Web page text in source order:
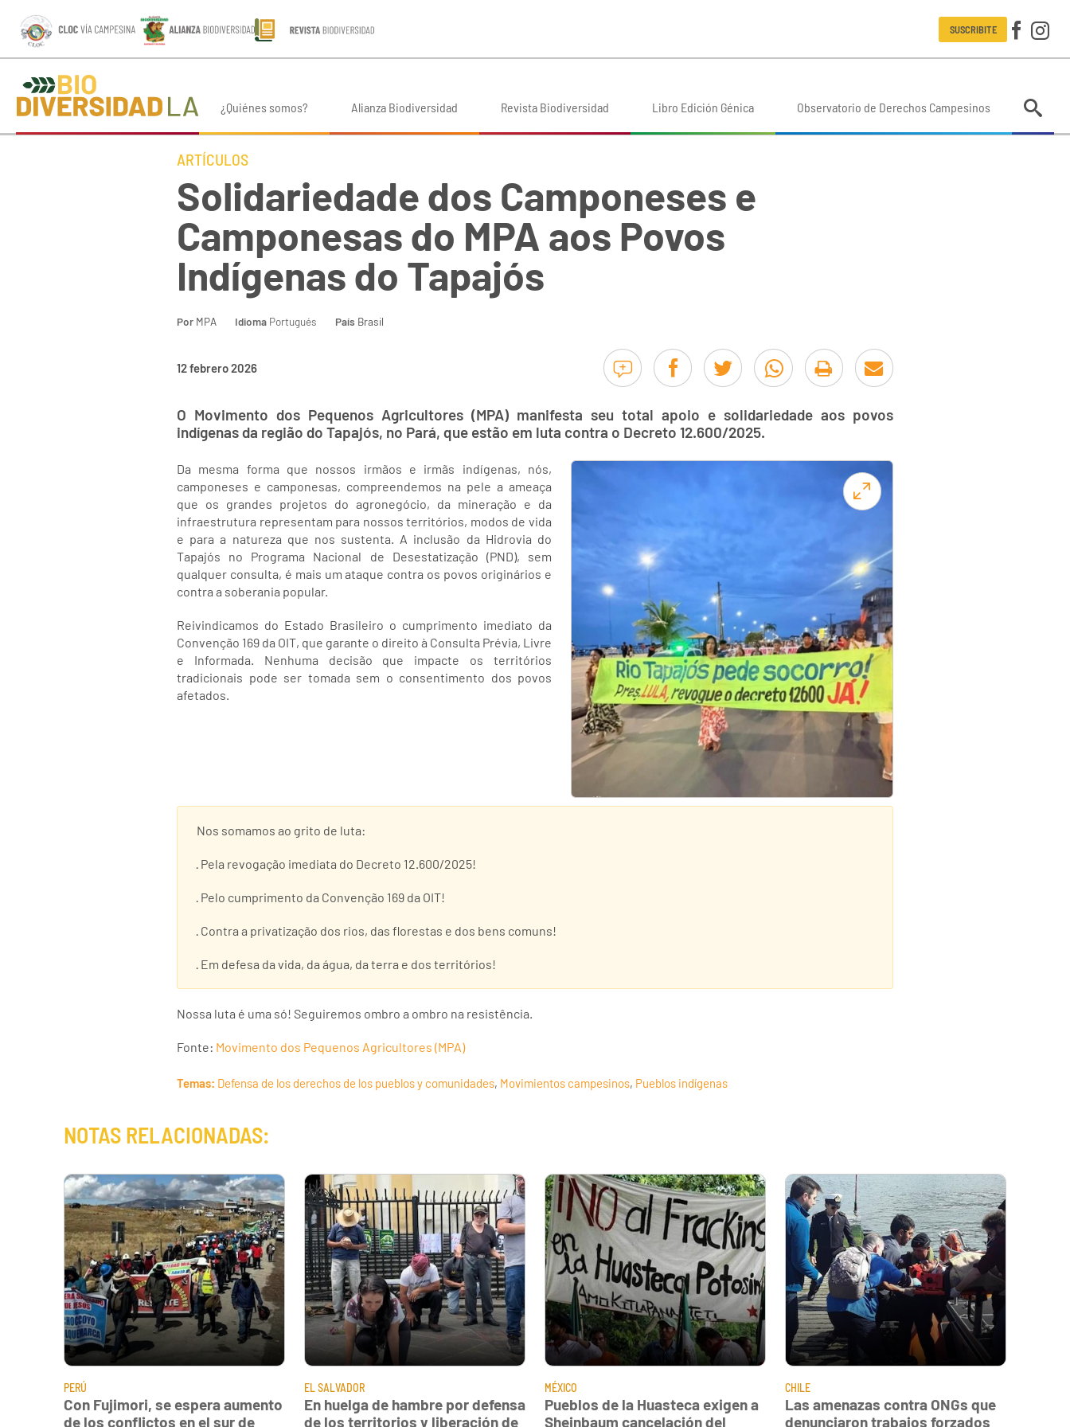
SUSCRIBITE
¿Quiénes somos? Alianza Biodiversidad Revista Biodiversidad Libro Edición Génica Observatorio de Derechos Campesinos
ARTÍCULOS
Solidariedade dos Camponeses e
Camponesas do MPA aos Povos
Indígenas do Tapajós
Por MPA Idioma Portugués País Brasil
12 febrero 2026
O Movimento dos Pequenos Agricultores (MPA) manifesta seu total apoio e solidariedade aos povos
indígenas da região do Tapajós, no Pará, que estão em luta contra o Decreto 12.600/2025.
Da mesma forma que nossos irmãos e irmãs indígenas, nós,
camponeses e camponesas, compreendemos na pele a ameaça
que os grandes projetos do agronegócio, da mineração e da
infraestrutura representam para nossos territórios, modos de vida
e para a natureza que nos sustenta. A inclusão da Hidrovia do
Tapajós no Programa Nacional de Desestatização (PND), sem
qualquer consulta, é mais um ataque contra os povos originários e
contra a soberania popular.
Reivindicamos do Estado Brasileiro o cumprimento imediato da
Convenção 169 da OIT, que garante o direito à Consulta Prévia, Livre
e Informada. Nenhuma decisão que impacte os territórios
tradicionais pode ser tomada sem o consentimento dos povos
afetados.
Nos somamos ao grito de luta:
· Pela revogação imediata do Decreto 12.600/2025!
· Pelo cumprimento da Convenção 169 da OIT!
· Contra a privatização dos rios, das florestas e dos bens comuns!
· Em defesa da vida, da água, da terra e dos territórios!
Nossa luta é uma só! Seguiremos ombro a ombro na resistência.
Fonte: Movimento dos Pequenos Agricultores (MPA)
Temas: Defensa de los derechos de los pueblos y comunidades, Movimientos campesinos, Pueblos indígenas
NOTAS RELACIONADAS:
PERÚ
Con Fujimori, se espera aumento
de los conflictos en el sur de
EL SALVADOR
En huelga de hambre por defensa
de los territorios y liberación de
MÉXICO
Pueblos de la Huasteca exigen a
Sheinbaum cancelación del
CHILE
Las amenazas contra ONGs que
denunciaron trabajos forzados